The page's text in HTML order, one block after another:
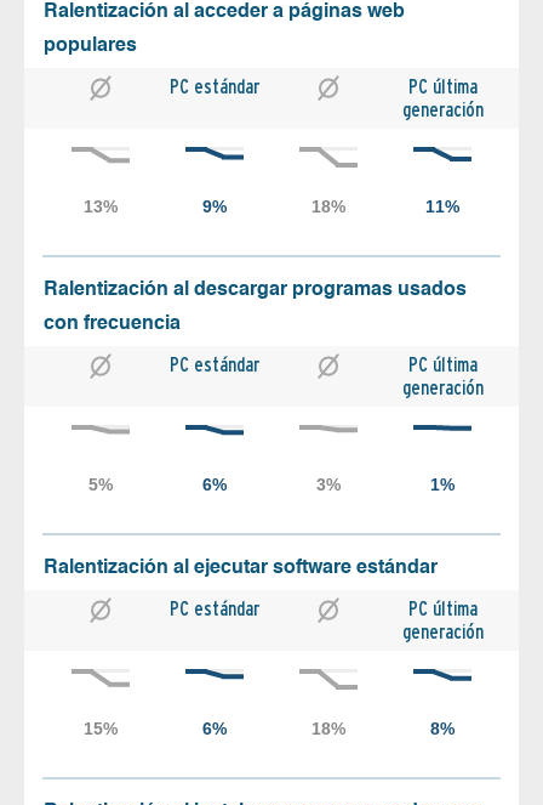
Ralentización al acceder a páginas web
populares
PC estándar
PC última
generación
Ralentización al descargar programas usados
con frecuencia
PC estándar
PC última
generación
Ralentización al ejecutar software estándar
PC estándar
PC última
generación